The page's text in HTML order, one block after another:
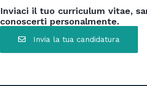
Inviaci il tuo curriculum vitae,
conoscerti personalmente.
Invia la tua candidatura